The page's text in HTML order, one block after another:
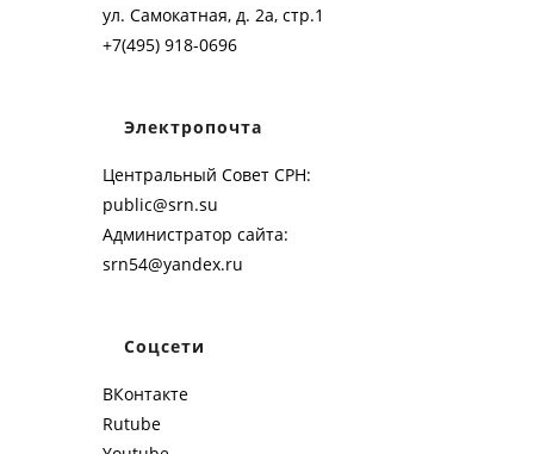
ул. Самокатная, д. 2а, стр.1
+7(495) 918-0696
Электропочта
Центральный Совет СРН:
public@srn.su
Администратор сайта:
srn54@yandex.ru
Соцсети
ВКонтакте
Rutube